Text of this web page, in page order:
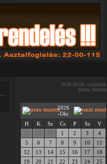
2026.08.06. csütörtök
Berta, Bettina
2026
-Okt
H
K Sz Cs P Sz
V
1 2 3
4
5
6 7 8 9 10
11
12
13 14 15 16 17
18
19
20 21 22 23 24
25